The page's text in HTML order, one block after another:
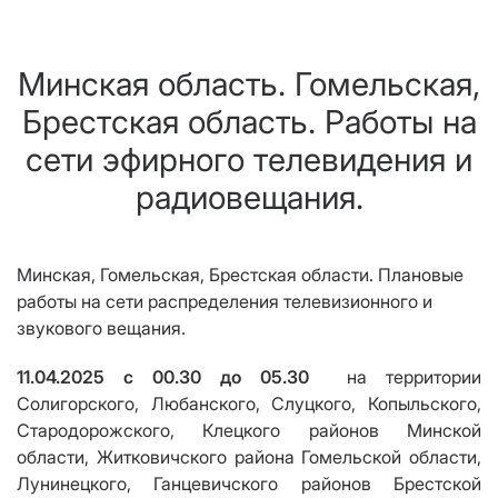
Минская область. Гомельская,
Брестская область. Работы на
сети эфирного телевидения и
радиовещания.
Минская, Гомельская, Брестская области. Плановые
работы на сети распределения телевизионного и
звукового вещания.
11.04.2025 с 00.30 до 05.30
на территории
Солигорского, Любанского, Слуцкого, Копыльского,
Стародорожского, Клецкого районов Минской
области, Житковичского района Гомельской области,
Лунинецкого, Ганцевичского районов Брестской